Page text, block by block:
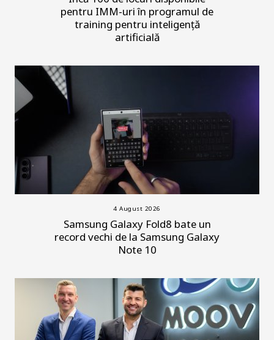
pentru IMM-uri în programul de
training pentru inteligență
artificială
4 August 2026
Samsung Galaxy Fold8 bate un
record vechi de la Samsung Galaxy
Note 10